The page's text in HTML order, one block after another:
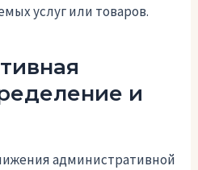
услуг или товаров.
и
административной